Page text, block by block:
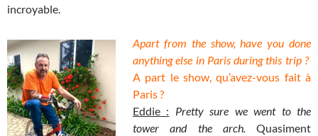
incroyable.
Apart from the show, have you done
anything else in Paris during this trip ?
A part le show, qu’avez-vous fait à
Paris ?
Eddie : Pretty sure we went to the
tower and the arch.Quasiment